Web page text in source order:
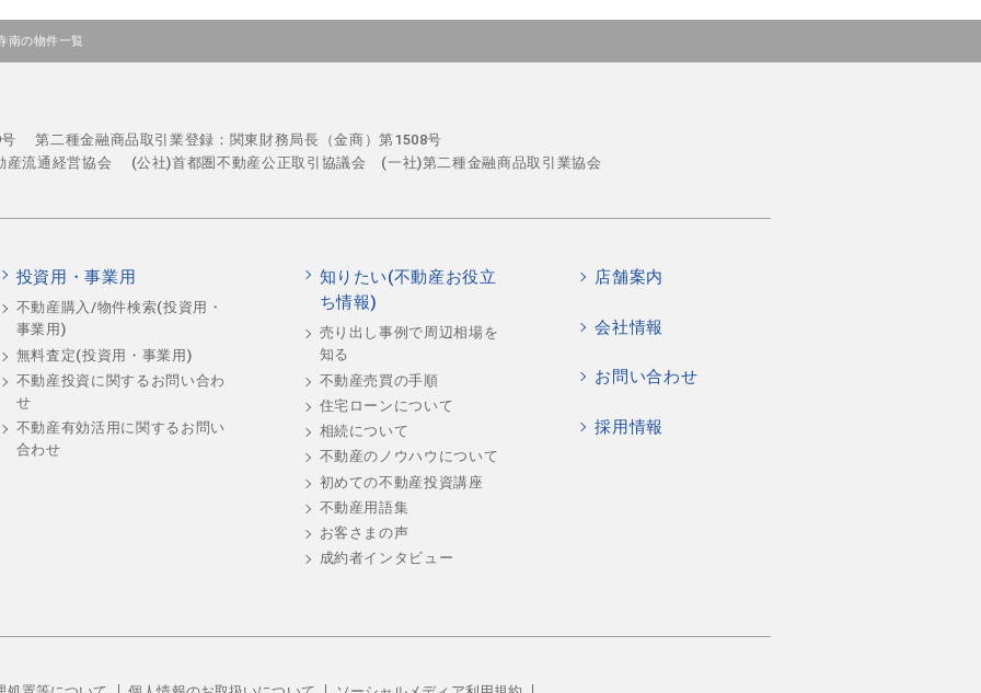
南の物件一覧
号
第二種金融商品取引業登録：関東財務局長（金商）第1508号
産流通経営協会
(公社)首都圏不動産公正取引協議会 (一社)第二種金融商品取引業協会
投資用・事業用
不動産購入/物件検索(投資用・
事業用)
無料査定(投資用・事業用)
不動産投資に関するお問い合わ
せ
不動産有効活用に関するお問い
合わせ
知りたい(不動産お役立
ち情報)
売り出し事例で周辺相場を
知る
不動産売買の手順
住宅ローンについて
相続について
不動産のノウハウについて
初めての不動産投資講座
不動産用語集
お客さまの声
成約者インタビュー
店舗案内
会社情報
お問い合わせ
採用情報